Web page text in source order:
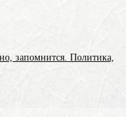
запомнится. Политика,